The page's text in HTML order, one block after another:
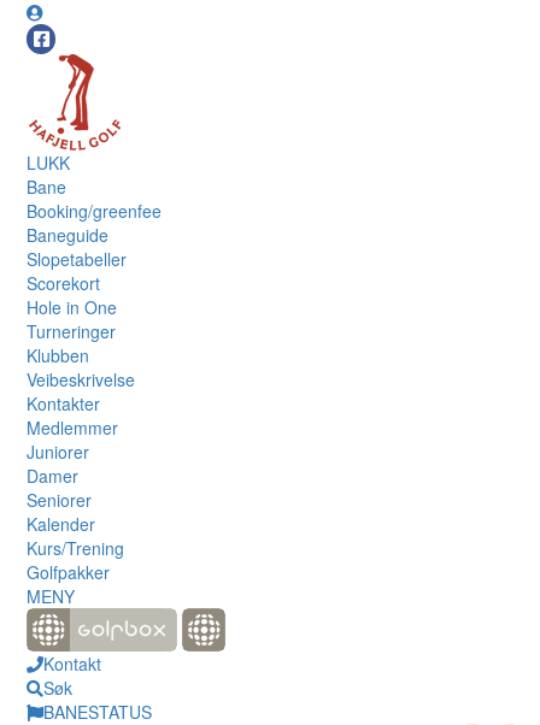
LUKK
Bane
Booking/greenfee
Baneguide
Slopetabeller
Scorekort
Hole in One
Turneringer
Klubben
Veibeskrivelse
Kontakter
Medlemmer
Juniorer
Damer
Seniorer
Kalender
Kurs/Trening
Golfpakker
MENY
Kontakt
Søk
BANESTATUS